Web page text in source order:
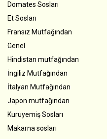
Domates Sosları
Et Sosları
Fransız Mutfağından
Genel
Hindistan mutfağından
İngiliz Mutfağından
İtalyan Mutfağından
Japon mutfağından
Kuruyemiş Sosları
Makarna sosları